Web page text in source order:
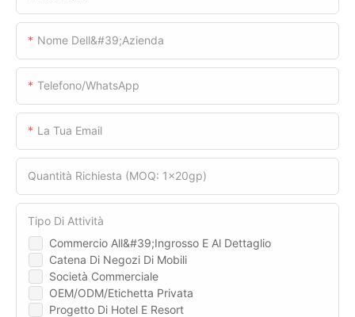
Nome Dell&#39;azienda
Telefono/WhatsApp
La Tua Email
Quantità Richiesta (MOQ: 1x20gp)
Commercio All&#39;ingrosso E Al Dettaglio
Catena Di Negozi Di Mobili
Società Commerciale
OEM/ODM/Etichetta Privata
Progetto Di Hotel E Resort
Tipo Di Attività